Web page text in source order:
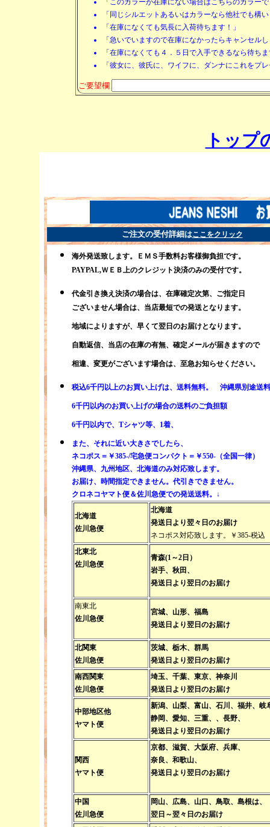
「同じシルエットあるいはカラーなら他社でも構
「在庫になくても気長に入荷待ちます！」
「急いでいますので在庫になかったらキャンセル
「在庫になくても４．５日で入手できるなら待ち
「彼女に、彼氏に、ワイフに、ダンナにこれをプ
ご要望欄
トップ